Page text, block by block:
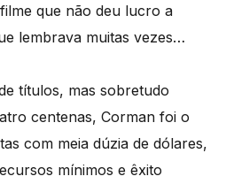
que não deu lucro a
lembrava muitas vezes…
títulos, mas sobretudo
centenas, Corman foi o
com meia dúzia de dólares,
mínimos e êxito